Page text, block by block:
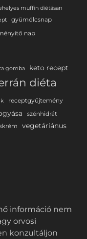
muffin diétásan
gyümölcsnap
nap
gomba keto recept
diéta
receptgyűjtemény
szénhidrát
vegetáriánus
információ nem
orvosi
konzultáljon